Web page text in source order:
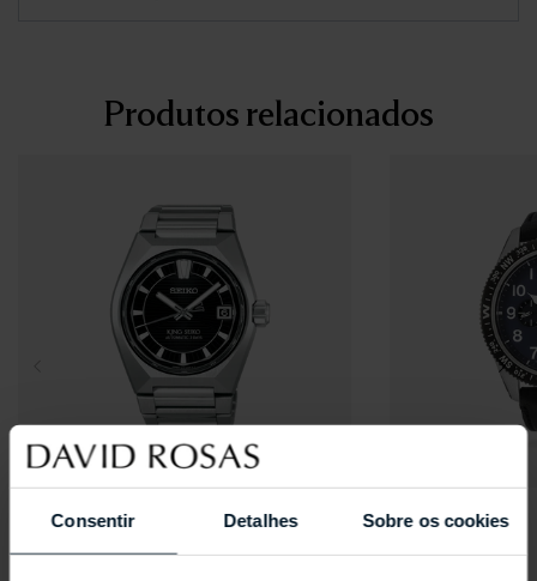
Consentir Detalhes Sobre os cookies
Produtos relacionados
King Siko VANAC HKF003 Prospex